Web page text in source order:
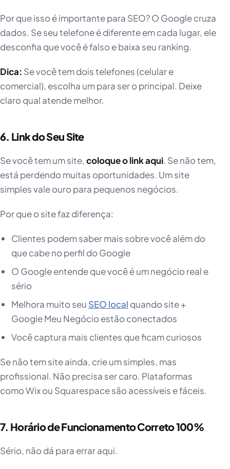
Por que isso é importante para SEO? O Google cruza
dados. Se seu telefone é diferente em cada lugar, ele
desconfia que você é falso e baixa seu ranking.
Dica: Se você tem dois telefones (celular e
comercial), escolha um para ser o principal. Deixe
claro qual atende melhor.
6. Link do Seu Site
Se você tem um site, coloque o link aqui. Se não tem,
está perdendo muitas oportunidades. Um site
simples vale ouro para pequenos negócios.
Por que o site faz diferença:
Clientes podem saber mais sobre você além do
que cabe no perfil do Google
O Google entende que você é um negócio real e
sério
Melhora muito seu SEO local quando site +
Google Meu Negócio estão conectados
Você captura mais clientes que ficam curiosos
Se não tem site ainda, crie um simples, mas
profissional. Não precisa ser caro. Plataformas
como Wix ou Squarespace são acessíveis e fáceis.
7. Horário de Funcionamento Correto 100%
Sério, não dá para errar aqui.